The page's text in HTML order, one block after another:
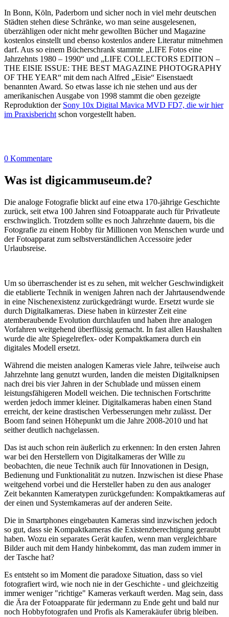
In Bonn, Köln, Paderborn und sicher noch in viel mehr deutschen
Städten stehen diese Schränke, wo man seine ausgelesenen,
überzähligen oder nicht mehr gewollten Bücher und Magazine
kostenlos einstellt und ebenso kostenlos andere Literatur mitnehmen
darf. Aus so einem Bücherschrank stammte „LIFE Fotos eine
Jahrzehnts 1980 – 1990“ und „LIFE COLLECTORS EDITION –
THE EISIE ISSUE: THE BEST MAGAZINE PHOTOGRAPHY
OF THE YEAR“ mit dem nach Alfred „Eisie“ Eisenstaedt
benannten Award. So etwas lasse ich nie stehen und aus der
amerikanischen Ausgabe von 1998 stammt die oben gezeigte
Reproduktion der Sony 10x Digital Mavica MVD FD7, die wir hier
im Praxisbericht schon vorgestellt haben.
0 Kommentare
Was ist digicammuseum.de?
Die analoge Fotografie blickt auf eine etwa 170-jährige Geschichte
zurück, seit etwa 100 Jahren sind Fotoapparate auch für Privatleute
erschwinglich. Trotzdem sollte es noch Jahrzehnte dauern, bis die
Fotografie zu einem Hobby für Millionen von Menschen wurde und
der Fotoapparat zum selbstverständlichen Accessoire jeder
Urlaubsreise.
Um so überraschender ist es zu sehen, mit welcher Geschwindigkeit
die etablierte Technik in wenigen Jahren nach der Jahrtausendwende
in eine Nischenexistenz zurückgedrängt wurde. Ersetzt wurde sie
durch Digitalkameras. Diese haben in kürzester Zeit eine
atemberaubende Evolution durchlaufen und haben ihre analogen
Vorfahren weitgehend überflüssig gemacht. In fast allen Haushalten
wurde die alte Spiegelreflex- oder Kompaktkamera durch ein
digitales Modell ersetzt.
Während die meisten analogen Kameras viele Jahre, teilweise auch
Jahrzehnte lang genutzt wurden, landen die meisten Digitalknipsen
nach drei bis vier Jahren in der Schublade und müssen einem
leistungsfähigeren Modell weichen. Die technischen Fortschritte
werden jedoch immer kleiner. Digitalkameras haben einen Stand
erreicht, der keine drastischen Verbesserungen mehr zulässt. Der
Boom fand seinen Höhepunkt um die Jahre 2008-2010 und hat
seither deutlich nachgelassen.
Das ist auch schon rein äußerlich zu erkennen: In den ersten Jahren
war bei den Herstellern von Digitalkameras der Wille zu
beobachten, die neue Technik auch für Innovationen in Design,
Bedienung und Funktionalität zu nutzen. Inzwischen ist diese Phase
weitgehend vorbei und die Hersteller haben zu den aus analoger
Zeit bekannten Kameratypen zurückgefunden: Kompaktkameras auf
der einen und Systemkameras auf der anderen Seite.
Die in Smartphones eingebauten Kameras sind inzwischen jedoch
so gut, dass sie Kompaktkameras die Existenzberechtigung geraubt
haben. Wozu ein separates Gerät kaufen, wenn man vergleichbare
Bilder auch mit dem Handy hinbekommt, das man zudem immer in
der Tasche hat?
Es entsteht so im Moment die paradoxe Situation, dass so viel
fotografiert wird, wie noch nie in der Geschichte - und gleichzeitig
immer weniger "richtige" Kameras verkauft werden. Mag sein, dass
die Ära der Fotoapparate für jedermann zu Ende geht und bald nur
noch Hobbyfotografen und Profis als Kamerakäufer übrig bleiben.